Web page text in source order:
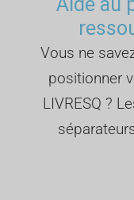
Aide au
Vous ne
positionner
LIVRESQ ?